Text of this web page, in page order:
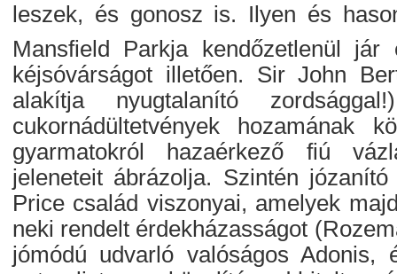
leszek, és gonosz is. Ilyen és
Mansfield Parkja kendőzetlenül
kéjsóvárságot illetően. Sir John
alakítja nyugtalanító
cukornádültetvények
gyarmatokról hazaérkező fiú
jeleneteit ábrázolja. Szintén
Price család viszonyai, amelyek
neki rendelt érdekházasságot
jómódú udvarló valóságos